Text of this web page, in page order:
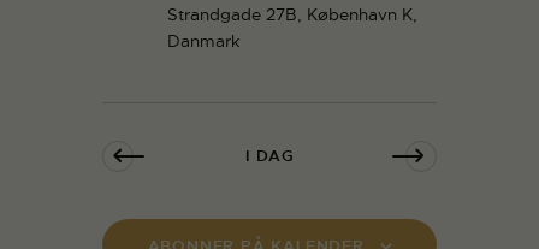
Strandgade 27B, København K,
Danmark
I DAG